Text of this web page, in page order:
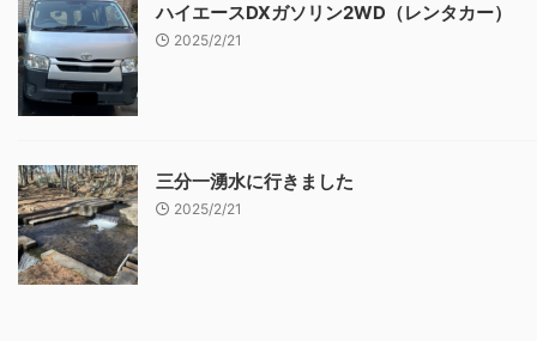
ハイエースDXガソリン2WD（レンタカー）
2025/2/21
三分一湧水に行きました
2025/2/21